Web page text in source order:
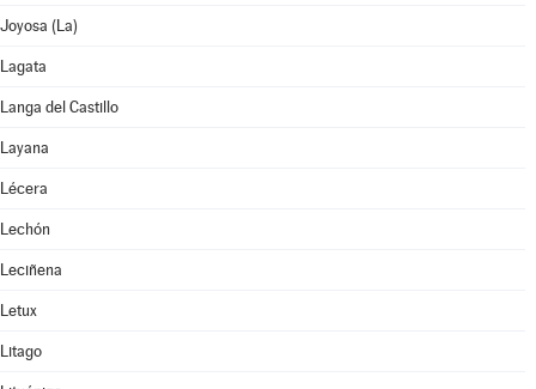
Joyosa (La)
Lagata
Langa del Castillo
Layana
Lécera
Lechón
Leciñena
Letux
Litago